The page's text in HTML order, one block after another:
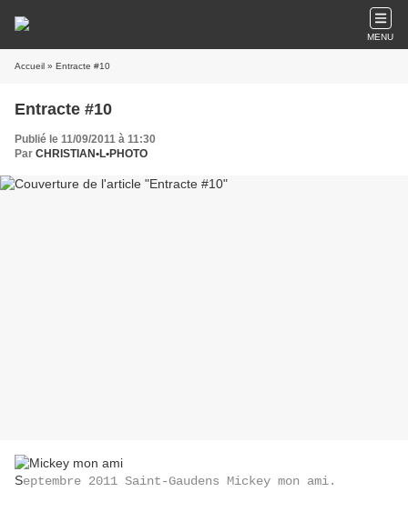
MENU
Accueil » Entracte #10
Entracte #10
Publié le 11/09/2011 à 11:30
Par CHRISTIAN•L•PHOTO
Septembre 2011 Saint-Gaudens Mickey mon ami.